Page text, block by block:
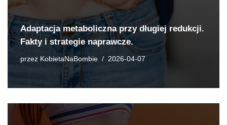
Adaptacja metaboliczna przy długiej redukcji.
Fakty i strategie naprawcze.
przez KobietaNaBombie 2026-04-07